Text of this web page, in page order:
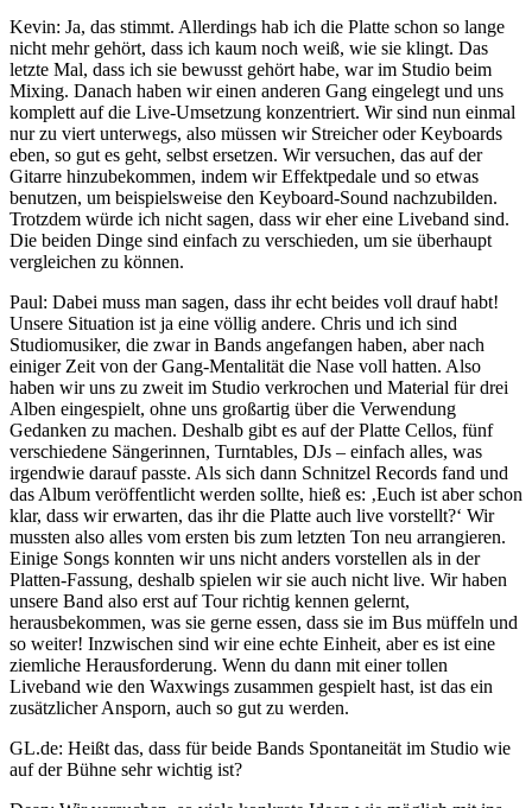
Kevin: Ja, das stimmt. Allerdings hab ich die Platte schon so lange
nicht mehr gehört, dass ich kaum noch weiß, wie sie klingt. Das
letzte Mal, dass ich sie bewusst gehört habe, war im Studio beim
Mixing. Danach haben wir einen anderen Gang eingelegt und uns
komplett auf die Live-Umsetzung konzentriert. Wir sind nun einmal
nur zu viert unterwegs, also müssen wir Streicher oder Keyboards
eben, so gut es geht, selbst ersetzen. Wir versuchen, das auf der
Gitarre hinzubekommen, indem wir Effektpedale und so etwas
benutzen, um beispielsweise den Keyboard-Sound nachzubilden.
Trotzdem würde ich nicht sagen, dass wir eher eine Liveband sind.
Die beiden Dinge sind einfach zu verschieden, um sie überhaupt
vergleichen zu können.
Paul: Dabei muss man sagen, dass ihr echt beides voll drauf habt!
Unsere Situation ist ja eine völlig andere. Chris und ich sind
Studiomusiker, die zwar in Bands angefangen haben, aber nach
einiger Zeit von der Gang-Mentalität die Nase voll hatten. Also
haben wir uns zu zweit im Studio verkrochen und Material für drei
Alben eingespielt, ohne uns großartig über die Verwendung
Gedanken zu machen. Deshalb gibt es auf der Platte Cellos, fünf
verschiedene Sängerinnen, Turntables, DJs – einfach alles, was
irgendwie darauf passte. Als sich dann Schnitzel Records fand und
das Album veröffentlicht werden sollte, hieß es: ‚Euch ist aber schon
klar, dass wir erwarten, das ihr die Platte auch live vorstellt?‘ Wir
mussten also alles vom ersten bis zum letzten Ton neu arrangieren.
Einige Songs konnten wir uns nicht anders vorstellen als in der
Platten-Fassung, deshalb spielen wir sie auch nicht live. Wir haben
unsere Band also erst auf Tour richtig kennen gelernt,
herausbekommen, was sie gerne essen, dass sie im Bus müffeln und
so weiter! Inzwischen sind wir eine echte Einheit, aber es ist eine
ziemliche Herausforderung. Wenn du dann mit einer tollen
Liveband wie den Waxwings zusammen gespielt hast, ist das ein
zusätzlicher Ansporn, auch so gut zu werden.
GL.de: Heißt das, dass für beide Bands Spontaneität im Studio wie
auf der Bühne sehr wichtig ist?